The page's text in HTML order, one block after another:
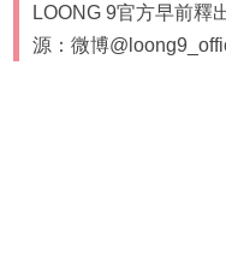
LOONG 9官方早前釋
源：微博